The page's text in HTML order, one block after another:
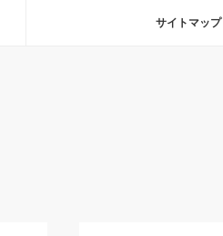
サイトマップ